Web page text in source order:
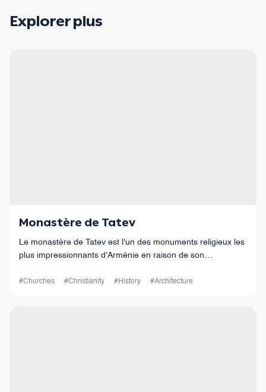
Explorer plus
Monastère de Tatev
Le monastère de Tatev est l'un des monuments religieux les
plus impressionnants d'Arménie en raison de son
#Churches #Christianity #History #Architecture